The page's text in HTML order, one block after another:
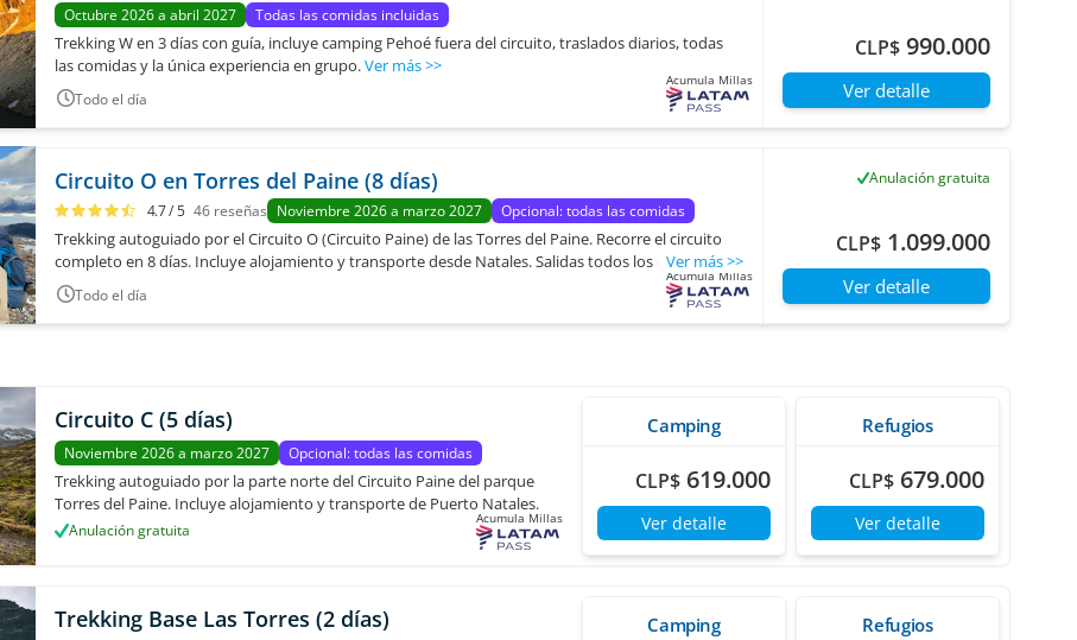
Acumula Millas
Octubre 2026 a abril 2027 Todas las comidas incluidas
Trekking W en 3 días con guía, incluye camping Pehoé fuera del circuito, traslados diarios, todas
las comidas y la única experiencia en grupo.Ver más>>
Todo el día
CLP$ 990.000
Ver detalle
Acumula Millas
Circuito O en Torres del Paine (8 días)
4.7/ 5 46 reseñas Noviembre 2026 a marzo 2027 Opcional: todas las comidas
Trekking autoguiado por el Circuito O (Circuito Paine) de las Torres del Paine. Recorre el circuito
completo en 8 días. Incluye alojamiento y transporte desde Natales. Salidas todos los días.Ver más>>
Todo el día
Anulación gratuita
CLP$ 1.099.000
Ver detalle
Circuito C (5 días)
Noviembre 2026 a marzo 2027 Opcional: todas las comidas
Trekking autoguiado por la parte norte del Circuito Paine del parque
Torres del Paine. Incluye alojamiento y transporte de Puerto Natales.
Anulación gratuita
Acumula Millas
Camping
CLP$ 619.000
Ver detalle
Refugios
CLP$ 679.000
Ver detalle
Trekking Base Las Torres (2 días) Camping Refugios